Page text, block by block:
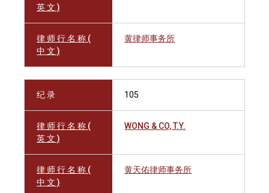
英 文 )
律 师 行 名 称 (
中 文 )
黄律师事务所
纪 录 105
律 师 行 名 称 (
英 文 )
WONG & CO, T.Y.
律 师 行 名 称 (
中 文 )
黄天佑律师事务所